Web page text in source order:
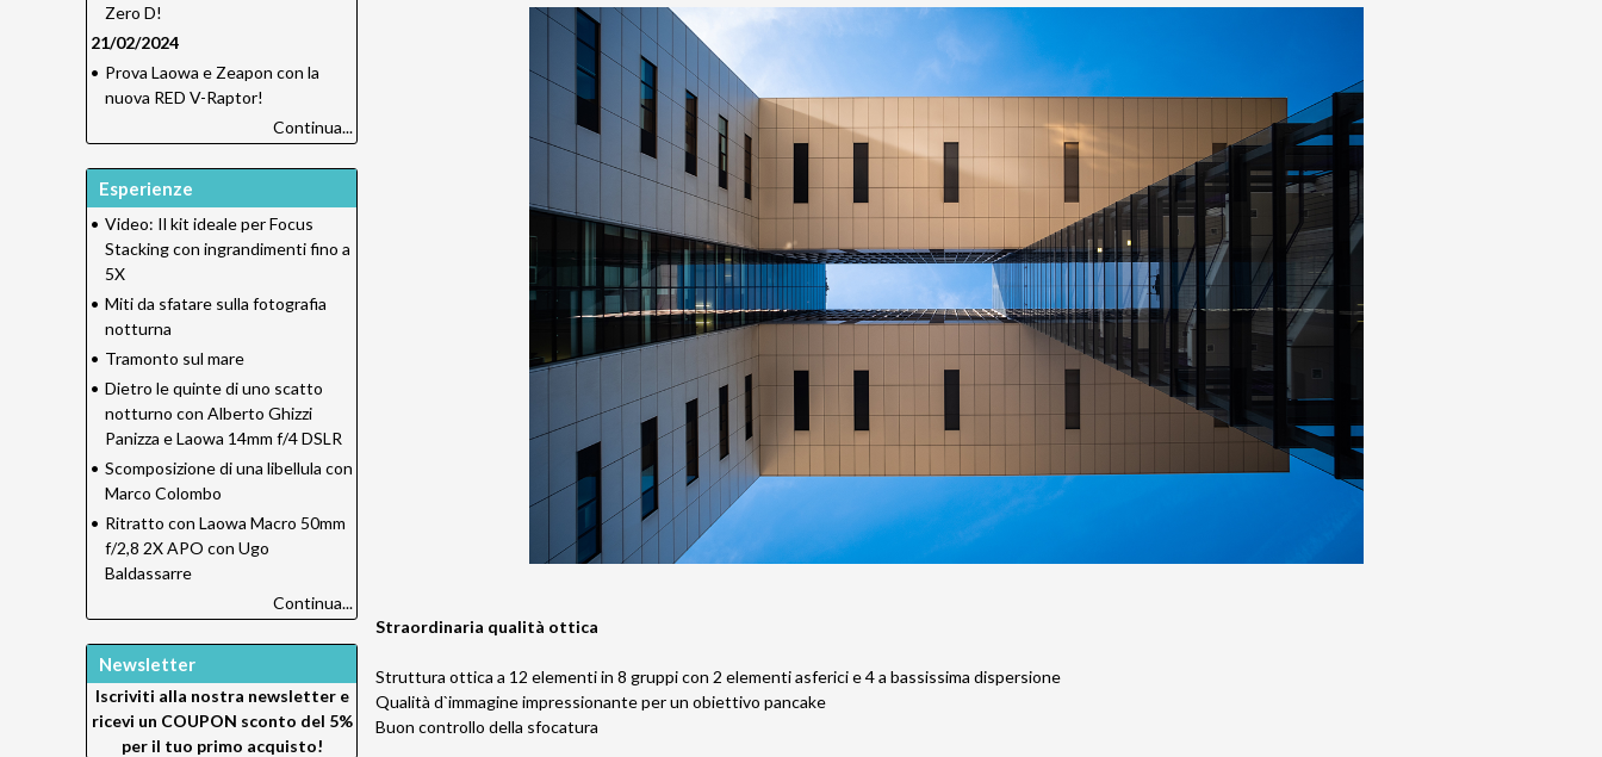
Straordinaria qualità ottica
Struttura ottica a 12 elementi in 8 gruppi con 2 elementi asferici e 4 a bassissima dispersione
Qualità d`immagine impressionante per un obiettivo pancake
Buon controllo della sfocatura
Zero D!
21/02/2024
• Prova Laowa e Zeapon con la
nuova RED V-Raptor!
Continua...
Esperienze
• Video: Il kit ideale per Focus
Stacking con ingrandimenti fino a
5X
• Miti da sfatare sulla fotografia
notturna
• Tramonto sul mare
• Dietro le quinte di uno scatto
notturno con Alberto Ghizzi
Panizza e Laowa 14mm f/4 DSLR
• Scomposizione di una libellula con
Marco Colombo
• Ritratto con Laowa Macro 50mm
f/2,8 2X APO con Ugo
Baldassarre
Continua...
Newsletter
Iscriviti alla nostra newsletter e
ricevi un COUPON sconto del 5%
per il tuo primo acquisto!